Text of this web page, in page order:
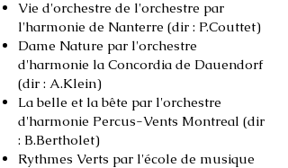
Vie d'orchestre de l'orchestre par
l'harmonie de Nanterre (dir : P.Couttet)
Dame Nature par l'orchestre
d'harmonie la Concordia de Dauendorf
(dir : A.Klein)
La belle et la bête par l'orchestre
d'harmonie Percus-Vents Montreal (dir
: B.Bertholet)
Rythmes Verts par l'école de musique